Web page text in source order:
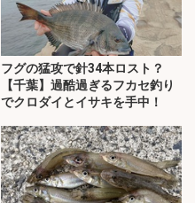
フグの猛攻で針34本ロスト？
【千葉】過酷過ぎるフカセ釣り
でクロダイとイサキを手中！